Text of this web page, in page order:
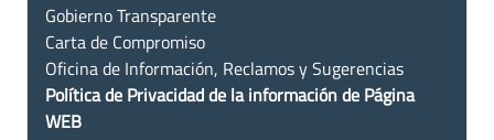
Gobierno Transparente
Carta de Compromiso
Oficina de Información, Reclamos y Sugerencias
Política de Privacidad de la información de Página
WEB